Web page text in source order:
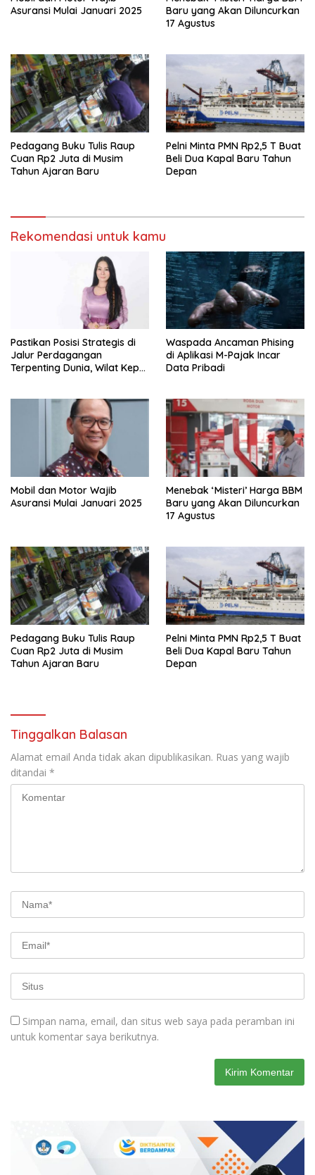
Asuransi Mulai Januari 2025
Baru yang Akan Diluncurkan
17 Agustus
Pedagang Buku Tulis Raup
Cuan Rp2 Juta di Musim
Tahun Ajaran Baru
Pelni Minta PMN Rp2,5 T Buat
Beli Dua Kapal Baru Tahun
Depan
Rekomendasi untuk kamu
Pastikan Posisi Strategis di
Jalur Perdagangan
Terpenting Dunia, Wilat Kepri:
Waspada Ancaman Phising
di Aplikasi M-Pajak Incar
Data Pribadi
Mobil dan Motor Wajib
Asuransi Mulai Januari 2025
Menebak ‘Misteri’ Harga BBM
Baru yang Akan Diluncurkan
17 Agustus
Pedagang Buku Tulis Raup
Cuan Rp2 Juta di Musim
Tahun Ajaran Baru
Pelni Minta PMN Rp2,5 T Buat
Beli Dua Kapal Baru Tahun
Depan
Tinggalkan Balasan
Alamat email Anda tidak akan dipublikasikan. Ruas yang wajib
ditandai *
Simpan nama, email, dan situs web saya pada peramban ini
untuk komentar saya berikutnya.